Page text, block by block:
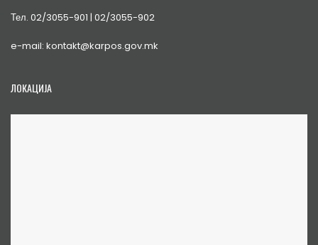
Тел. 02/3055-901 | 02/3055-902
e-mail: kontakt@karpos.gov.mk
ЛОКАЦИЈА